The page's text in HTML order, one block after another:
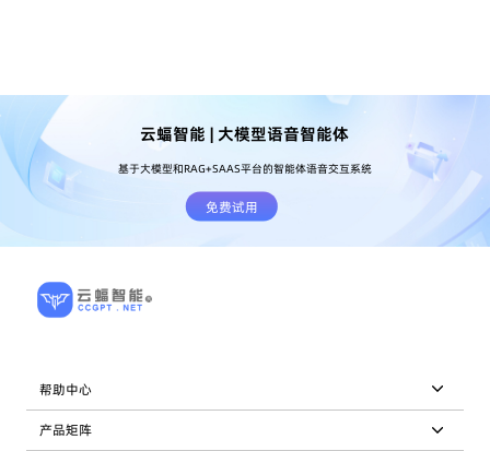
云蝠智能 | 大模型语音智能体
基于大模型和RAG+SAAS平台的智能体语音交互系统
免费试用
帮助中心
产品矩阵